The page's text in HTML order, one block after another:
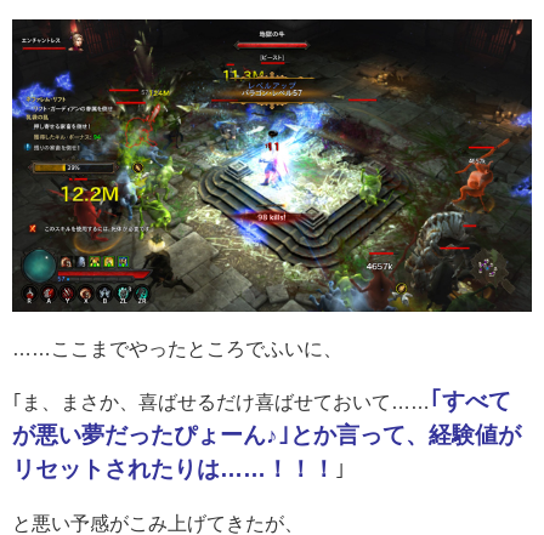
……ここまでやったところでふいに、
｢ま、まさか、喜ばせるだけ喜ばせておいて……
｢すべて
が悪い夢だったぴょーん♪｣とか言って、経験値が
リセットされたりは……！！！
｣
と悪い予感がこみ上げてきたが、